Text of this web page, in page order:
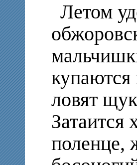
Летом
купаются
ловят
Затаится
поленце,